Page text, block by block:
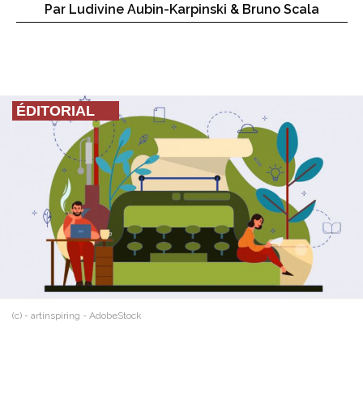
Par Ludivine Aubin-Karpinski & Bruno Scala
ÉDITORIAL
(c) - artinspiring - AdobeStock